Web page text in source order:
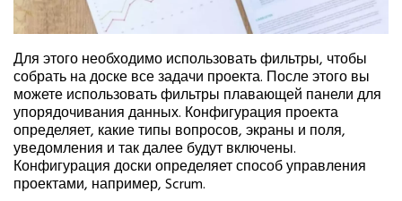
Для этого необходимо использовать фильтры, чтобы
собрать на доске все задачи проекта. После этого вы
можете использовать фильтры плавающей панели для
упорядочивания данных. Конфигурация проекта
определяет, какие типы вопросов, экраны и поля,
уведомления и так далее будут включены.
Конфигурация доски определяет способ управления
проектами, например, Scrum.